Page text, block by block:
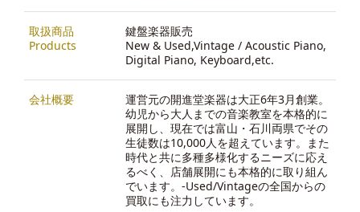
取扱商品
Products
鍵盤楽器販売
New & Used,Vintage / Acoustic Piano,
Digital Piano, Keyboard,etc.
会社概要
運営元の開進堂楽器は大正6年3月創業。
幼児から大人までの音楽教室を本格的に
展開し、現在では富山・石川両県でその
生徒数は10,000人を超えています。また
時代と共に多種多様化するニーズに応え
るべく、店舗展開にも本格的に取り組ん
でいます。-Used/Vintageの全国からの
買取にも注力しています。